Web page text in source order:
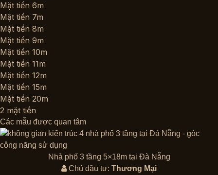
Mặt tiền 6m
Mặt tiền 7m
Mặt tiền 8m
Mặt tiền 9m
Mặt tiền 10m
Mặt tiền 11m
Mặt tiền 12m
Mặt tiền 15m
Mặt tiền 20m
2 mặt tiền
Các mẫu được quan tâm
Nhà phố 3 tầng 5×18m tại Đà Nẵng
Chủ đầu tư: Thương Mại